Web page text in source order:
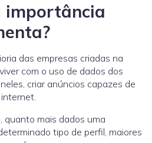
importância
das empresas criadas na
com o uso de dados dos
criar anúncios capazes de
quanto mais dados uma
tipo de perfil, maiores